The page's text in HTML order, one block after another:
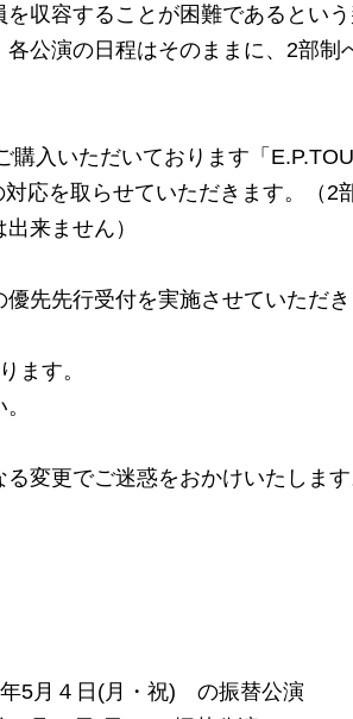
収容することが困難であるとい
公演の日程はそのままに、2部制
購入いただいております「
応を取らせていただきます。（2
来ません）
先先行受付を実施させていただ
ます。
変更でご迷惑をおかけいたしま
5月４日(月・祝) の振替公演